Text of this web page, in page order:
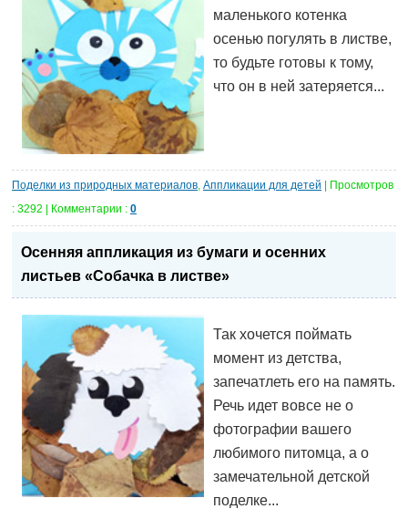
маленького котенка
осенью погулять в листве,
то будьте готовы к тому,
что он в ней затеряется...
Поделки из природных материалов, Аппликации для детей | Просмотров
: 3292 | Комментарии : 0
Осенняя аппликация из бумаги и осенних
листьев «Собачка в листве»
Так хочется поймать
момент из детства,
запечатлеть его на память.
Речь идет вовсе не о
фотографии вашего
любимого питомца, а о
замечательной детской
поделке...